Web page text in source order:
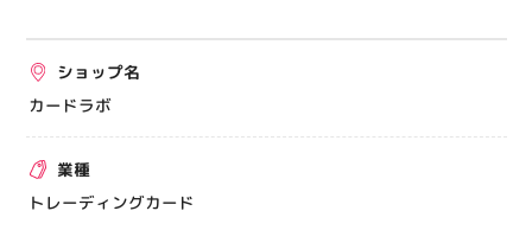
出店をご検討の方へ
テナント出店募集
催事出店募集
アティビジョンについて
ショップ名
カードラボ
業種
トレーディングカード